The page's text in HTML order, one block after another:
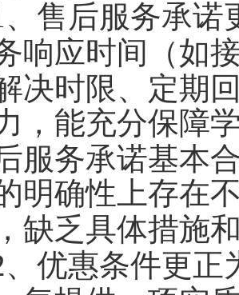
、售后服务承诺
响应时间（如
决时限、定期
，能充分保障
服务承诺基本
明确性上存在
缺乏具体措施
、优惠条件更正